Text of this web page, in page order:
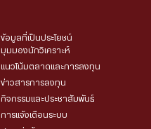
ข้อมูลที่เป็นประโยชน์
มุมมองนักวิเคราะห์
แนวโน้มตลาดและการลงทุน
ข่าวสารการลงทุน
กิจกรรมและประชาสัมพันธ์
การแจ้งเตือนระบบ